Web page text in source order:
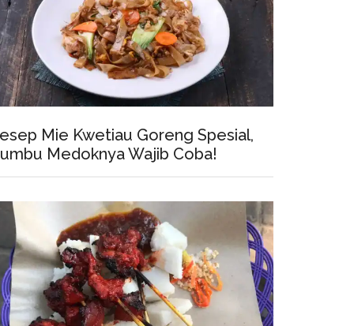
Mie Kwetiau Goreng Spesial,
Medoknya Wajib Coba!